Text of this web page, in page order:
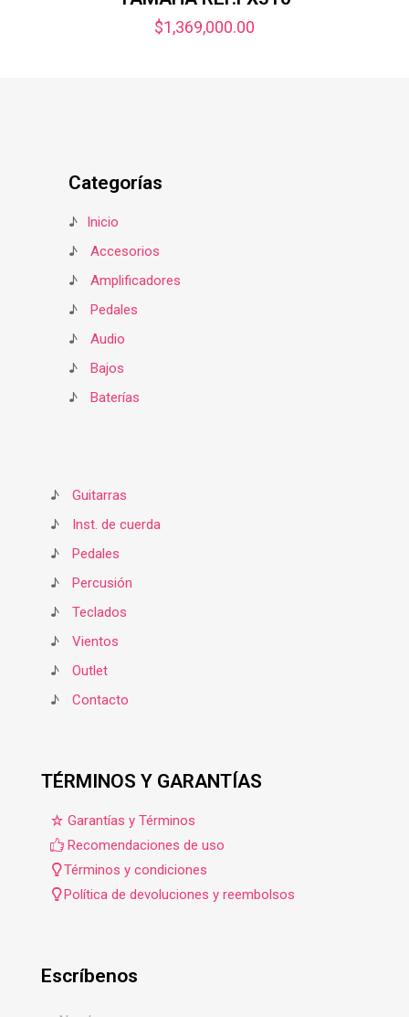
$1,369,000.00
Categorías
♪
Inicio
♪
Accesorios
♪
Amplificadores
♪
Pedales
♪
Audio
♪
Bajos
♪
Baterías
♪
Guitarras
♪
Inst. de cuerda
♪
Pedales
♪
Percusión
♪
Teclados
♪
Vientos
♪
Outlet
♪
Contacto
TÉRMINOS Y GARANTÍAS
Garantías y Términos
Recomendaciones de uso
Términos y condiciones
Política de devoluciones y reembolsos
Escríbenos